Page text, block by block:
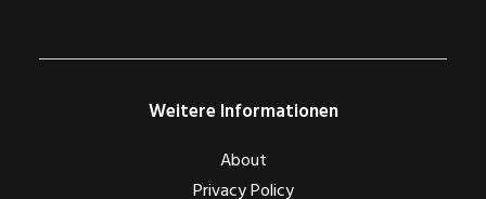
Weitere Informationen
About
Privacy Policy